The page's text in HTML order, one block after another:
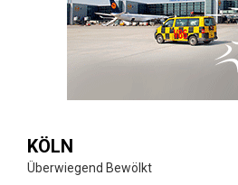
KÖLN
Überwiegend Bewölkt